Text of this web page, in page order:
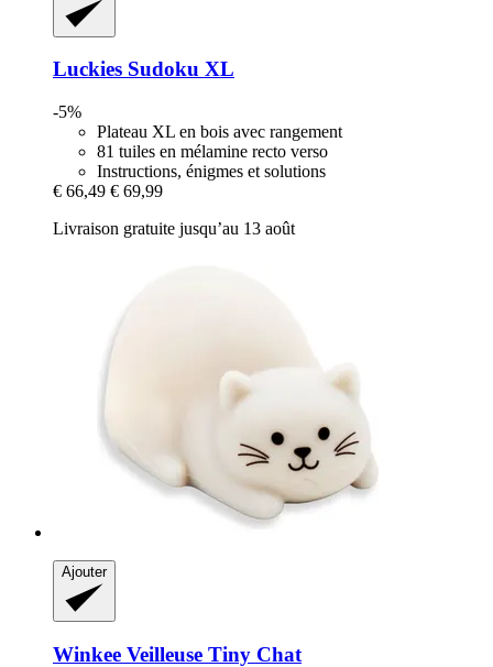
Luckies Sudoku XL
-5%
Plateau XL en bois avec rangement
81 tuiles en mélamine recto verso
Instructions, énigmes et solutions
€ 66,49 € 69,99
Livraison gratuite jusqu’au 13 août
Ajouter
Winkee Veilleuse Tiny Chat